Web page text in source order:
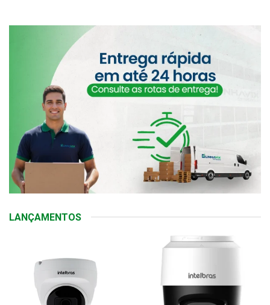
LANÇAMENTOS